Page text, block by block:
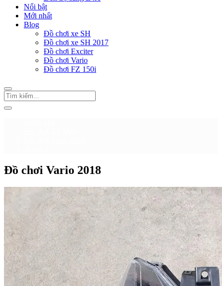
Nổi bật
Mới nhất
Blog
Đồ chơi xe SH
Đồ chơi xe SH 2017
Đồ chơi Exciter
Đồ chơi Vario
Đồ chơi FZ 150i
Đồ chơi Vario 2018